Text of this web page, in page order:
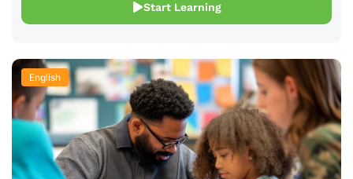
Start Learning
English